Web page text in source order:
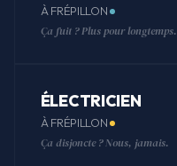
À FRÉPILLON
Ça fuit ? Plus pour longtemps.
ÉLECTRICIEN
À FRÉPILLON
Ça disjoncte ? Nous, jamais.